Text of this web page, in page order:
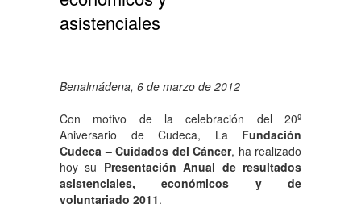
asistenciales
Benalmádena, 6 de marzo de 2012
Con motivo de la celebración del 20º
Aniversario de Cudeca, La Fundación
Cudeca – Cuidados del Cáncer, ha realizado
hoy su Presentación Anual de resultados
asistenciales, económicos y de
voluntariado 2011.